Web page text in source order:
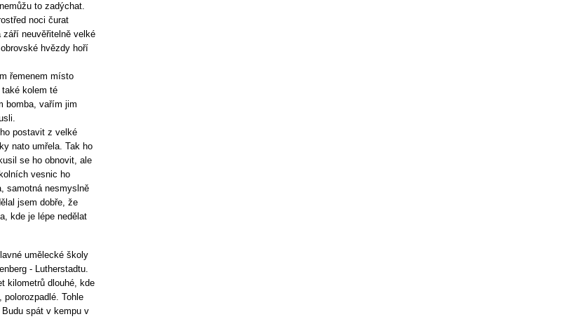
to zadýchat.
noci čurat
neuvěřitelně velké
hvězdy hoří
řemenem místo
kolem té
bomba, vařím jim
postavit z velké
nato umřela. Tak ho
se ho obnovit, ale
vesnic ho
samotná nesmyslně
jsem dobře, že
kde je lépe nedělat
umělecké školy
- Lutherstadtu.
kilometrů dlouhé, kde
Tohle
spát v kempu v